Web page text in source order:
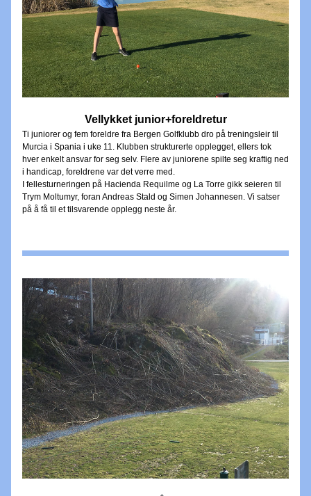
Vellykket junior+foreldretur
Ti juniorer og fem foreldre fra Bergen Golfklubb dro på treningsleir til
Murcia i Spania i uke 11. Klubben strukturerte opplegget, ellers tok
hver enkelt ansvar for seg selv. Flere av juniorene spilte seg kraftig ned
i handicap, foreldrene var det verre med.
fellesturneringen på Hacienda Requilme og La Torre gikk seieren til
Trym Moltumyr, foran Andreas Stald og Simen Johannesen. Vi satser
på å få til et tilsvarende opplegg neste år.